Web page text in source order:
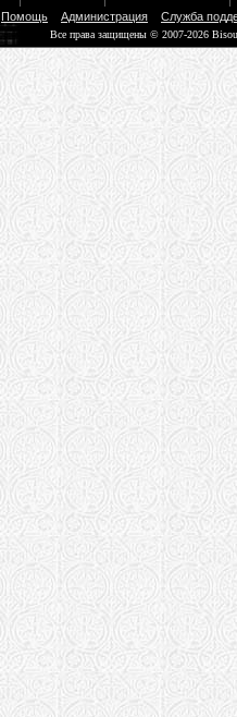
Помощь Администрация Служба
Все права защищены © 2007-2026